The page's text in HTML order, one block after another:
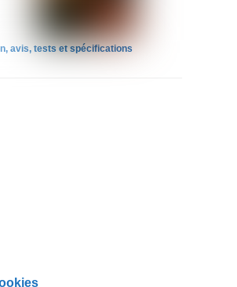
avis, tests et spécifications